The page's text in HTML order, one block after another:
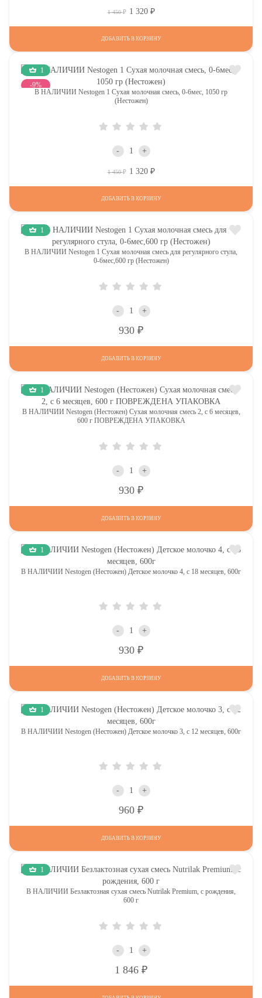
1 450Р 1 320 Р
ДОБАВИТЬ В КОРЗИНУ
1
-9%
В НАЛИЧИИ Nestogen 1 Сухая молочная смесь, 0-6мес, 1050 гр
(Нестожен)
- +
1 450Р 1 320 Р
ДОБАВИТЬ В КОРЗИНУ
1
В НАЛИЧИИ Nestogen 1 Сухая молочная смесь для регулярного стула,
0-6мес,600 гр (Нестожен)
- +
930
ДОБАВИТЬ В КОРЗИНУ
1
В НАЛИЧИИ Nestogen (Нестожен) Сухая молочная смесь 2, c 6 месяцев,
600 г ПОВРЕЖДЕНА УПАКОВКА
- +
930
ДОБАВИТЬ В КОРЗИНУ
1
В НАЛИЧИИ Nestogen (Нестожен) Детское молочко 4, c 18 месяцев, 600г
- +
930
ДОБАВИТЬ В КОРЗИНУ
1
В НАЛИЧИИ Nestogen (Нестожен) Детское молочко 3, c 12 месяцев, 600г
- +
960
ДОБАВИТЬ В КОРЗИНУ
1
В НАЛИЧИИ Безлактозная сухая смесь Nutrilak Premium, с рождения,
600 г
- +
1 846